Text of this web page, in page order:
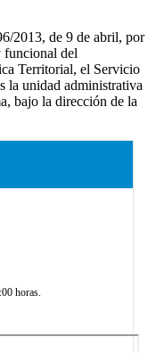
2013, de 9 de abril, por
funcional del
Territorial, el Servicio
la unidad administrativa
bajo la dirección de la
horas.